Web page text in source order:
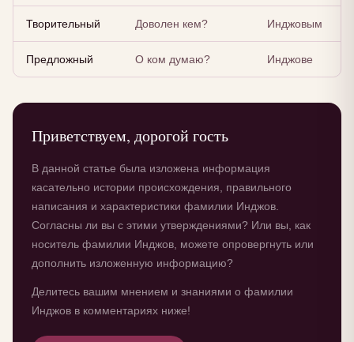
Творительный Доволен кем? Инджовым
Предложный О ком думаю? Инджове
Приветствуем, дорогой гость
В данной статье была изложена информация
касательно истории происхождения, правильного
написания и характеристики фамилии Инджов.
Согласны ли вы с этими утверждениями? Или вы, как
носитель фамилии Инджов, можете опровергнуть или
дополнить изложенную информацию?
Делитесь вашим мнением и знаниями о фамилии
Инджов в комментариях ниже!